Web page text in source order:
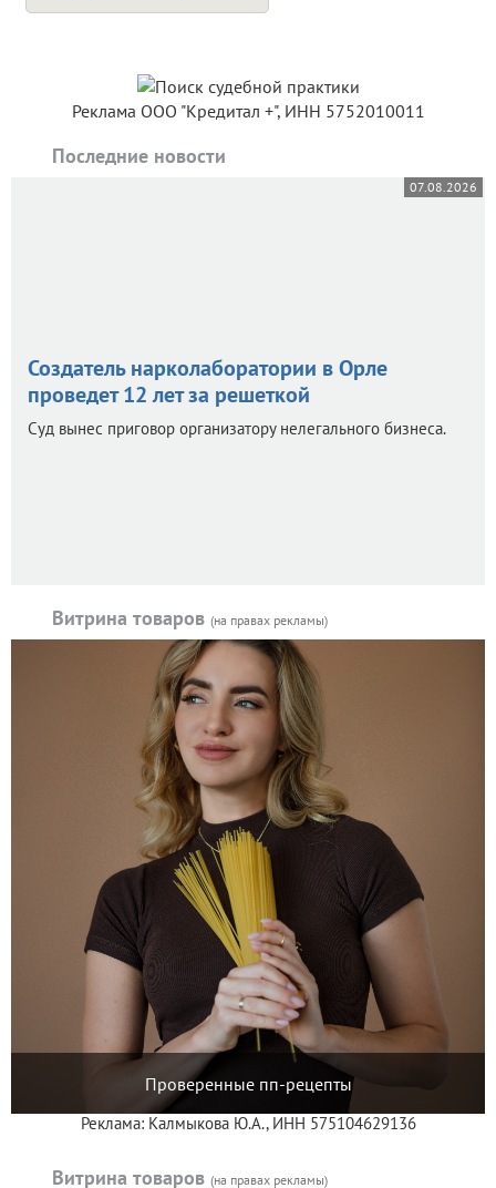
Реклама ООО "Кредитал +", ИНН 5752010011
Последние новости
07.08.2026
Создатель нарколаборатории в Орле
проведет 12 лет за решеткой
Суд вынес приговор организатору нелегального бизнеса.
Витрина товаров (на правах рекламы)
Проверенные пп-рецепты
Реклама: Калмыкова Ю.А., ИНН 575104629136
Витрина товаров (на правах рекламы)